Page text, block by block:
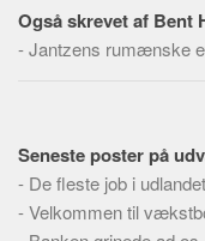
Også skrevet af Bent
-Jantzens rumænske
Seneste poster på
- De fleste job i
-Velkommen til